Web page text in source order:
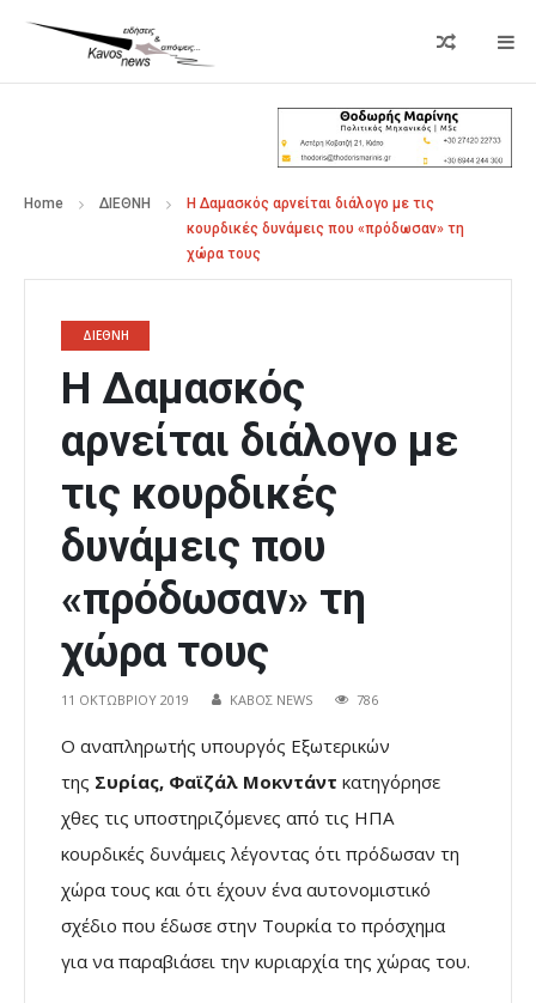
Home ΔΙΕΘΝΗ
Η Δαμασκός αρνείται διάλογο με τις
κουρδικές δυνάμεις που «πρόδωσαν» τη
χώρα τους
ΔΙΕΘΝΗ
Η Δαμασκός
αρνείται διάλογο με
τις κουρδικές
δυνάμεις που
«πρόδωσαν» τη
χώρα τους
11 ΟΚΤΩΒΡΊΟΥ 2019 ΚΑΒΟΣ NEWS 786
Ο αναπληρωτής υπουργός Εξωτερικών
της Συρίας, Φαϊζάλ Μοκντάντ κατηγόρησε
χθες τις υποστηριζόμενες από τις ΗΠΑ
κουρδικές δυνάμεις λέγοντας ότι πρόδωσαν τη
χώρα τους και ότι έχουν ένα αυτονομιστικό
σχέδιο που έδωσε στην Τουρκία το πρόσχημα
για να παραβιάσει την κυριαρχία της χώρας του.